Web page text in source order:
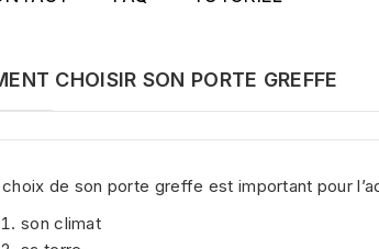
CHOISIR SON PORTE GREFFE
de son porte greffe est important pour
son climat